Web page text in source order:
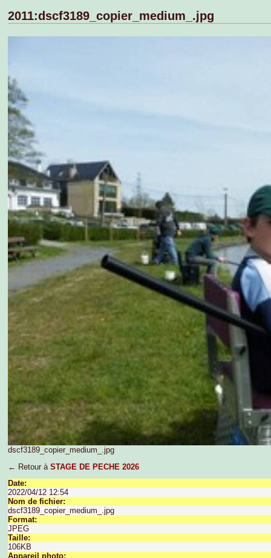
2011:dscf3189_copier_medium_.jpg
dscf3189_copier_medium_.jpg
← Retour à STAGE DE PECHE 2026
Date:
2022/04/12 12:54
Nom de fichier:
dscf3189_copier_medium_.jpg
Format:
JPEG
Taille:
106KB
Appareil photo: